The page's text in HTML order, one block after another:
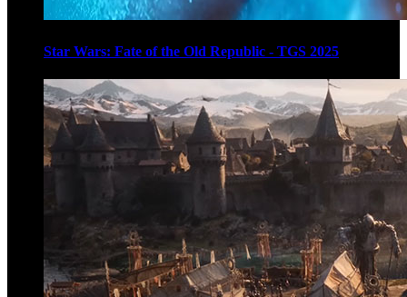
Star Wars: Fate of the Old Republic - TGS 2025